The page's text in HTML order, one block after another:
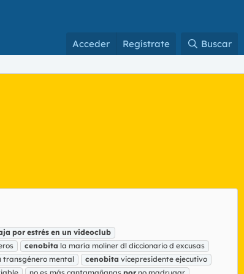
Acceder Regístrate Buscar
por estrés en un videoclub
cenobita la maría moliner dl diccionario d excusas
transgénero mental cenobita vicepresidente ejecutivo